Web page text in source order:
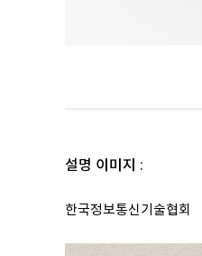
설명 이미지 :
한국정보통신기술협회